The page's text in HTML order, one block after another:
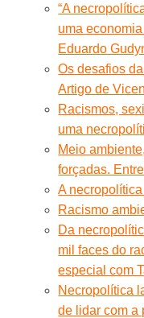
“A
uma
Eduardo
Os desafios
Artigo de
Racismos,
uma
Meio
forçadas.
A
Racismo
Da
mil faces do
especial com
Necropolítica
de lidar com a